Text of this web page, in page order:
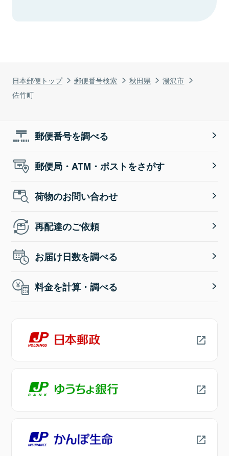
日本郵便トップ 郵便番号検索 秋田県
湯沢市
佐竹町
郵便番号を調べる
郵便局・ATM・ポストをさがす
荷物のお問い合わせ
再配達のご依頼
お届け日数を調べる
料金を計算・調べる